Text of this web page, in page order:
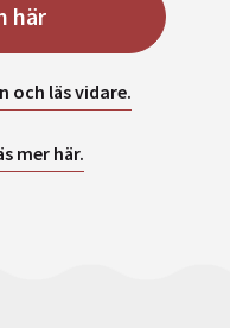
här
och läs vidare.
mer här.